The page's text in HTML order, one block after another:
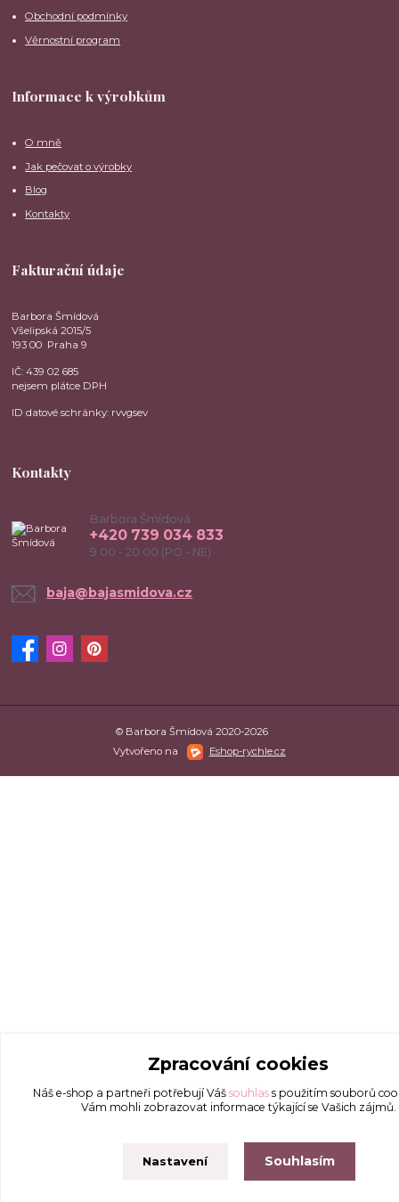
Obchodní podmínky
Věrnostní program
Informace k výrobkům
O mně
Jak pečovat o výrobky
Blog
Kontakty
Fakturační údaje
Barbora Šmídová
Všelipská 2015/5
193 00 Praha 9
IČ: 439 02 685
nejsem plátce DPH
ID datové schránky: rvvgsev
Kontakty
Barbora Šmídová
+420 739 034 833
9:00 - 20:00 (PO - NE)
baja@bajasmidova.cz
© Barbora Šmídová 2020-2026
Vytvořeno na
Eshop-rychle.cz
Zpracování cookies
Náš e-shop a partneři potřebují Váš souhlass použitím souborů
Vám mohli zobrazovat informace týkající se Vašich zájmů.
Nastavení Souhlasím